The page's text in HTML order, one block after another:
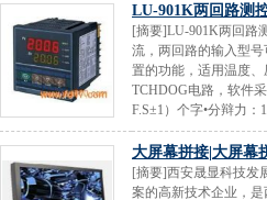
LU-901K两回路测
[摘要]LU-901K两回路
流，两回路的输入型
置的功能，适用温度
TCHDOG电路，软件
F.S±1）个字•分辩力：
大屏幕拼接|大屏幕
[摘要]西安晟显科技发
案的高新技术企业，